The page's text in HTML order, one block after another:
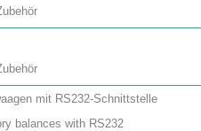
mit RS232-Schnittstelle
balances with RS232